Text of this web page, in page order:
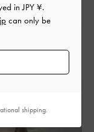
inJPY ¥.
can only be
shipping.